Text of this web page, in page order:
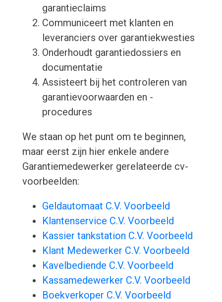
garantieclaims
Communiceert met klanten en
leveranciers over garantiekwesties
Onderhoudt garantiedossiers en
documentatie
Assisteert bij het controleren van
garantievoorwaarden en -
procedures
We staan op het punt om te beginnen,
maar eerst zijn hier enkele andere
Garantiemedewerker gerelateerde cv-
voorbeelden:
Geldautomaat C.V. Voorbeeld
Klantenservice C.V. Voorbeeld
Kassier tankstation C.V. Voorbeeld
Klant Medewerker C.V. Voorbeeld
Kavelbediende C.V. Voorbeeld
Kassamedewerker C.V. Voorbeeld
Boekverkoper C.V. Voorbeeld